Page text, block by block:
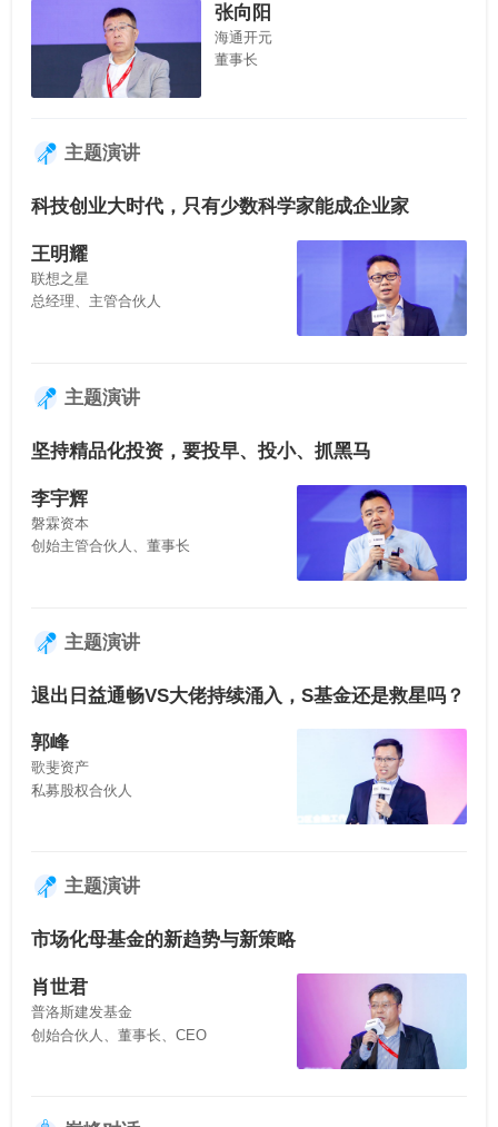
张向阳
海通开元
董事长
主题演讲
科技创业大时代，只有少数科学家能成企业家
王明耀
联想之星
总经理、主管合伙人
主题演讲
坚持精品化投资，要投早、投小、抓黑马
李宇辉
磐霖资本
创始主管合伙人、董事长
主题演讲
退出日益通畅VS大佬持续涌入，S基金还是救星吗？
郭峰
歌斐资产
私募股权合伙人
主题演讲
市场化母基金的新趋势与新策略
肖世君
普洛斯建发基金
创始合伙人、董事长、CEO